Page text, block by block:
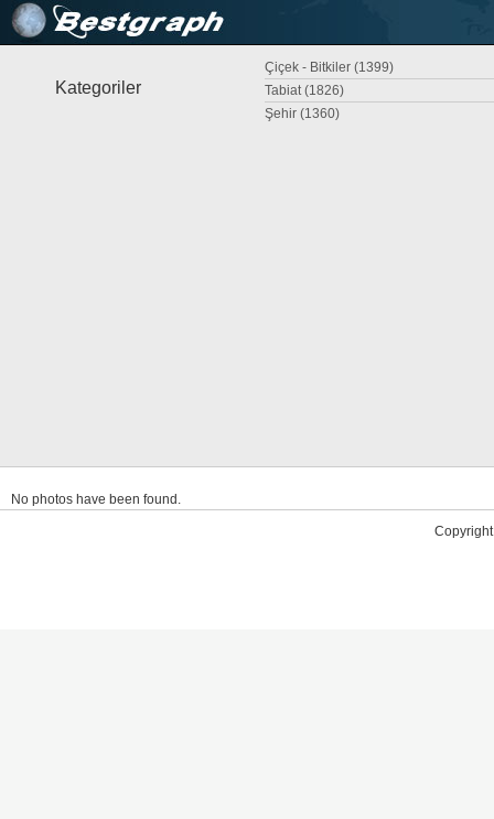
Kategoriler
Çiçek - Bitkiler (1399)
Tabiat (1826)
Şehir (1360)
No photos have been found.